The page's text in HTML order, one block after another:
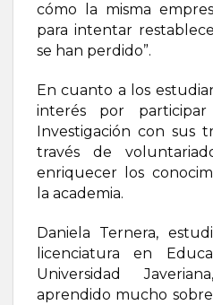
cómo la misma
para intentar
se han perdido”.
En cuanto a los
interés por
Investigación con sus
través de
enriquecer los
la academia.
Daniela Ternera,
licenciatura en
Universidad
aprendido mucho